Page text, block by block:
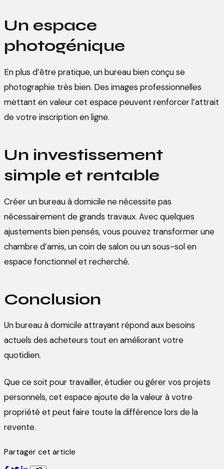
Un espace
photogénique
En plus d’être pratique, un bureau bien conçu se
photographie très bien. Des images professionnelles
mettant en valeur cet espace peuvent renforcer l’attrait
de votre inscription en ligne.
Un investissement
simple et rentable
Créer un bureau à domicile ne nécessite pas
nécessairement de grands travaux. Avec quelques
ajustements bien pensés, vous pouvez transformer une
chambre d’amis, un coin de salon ou un sous-sol en
espace fonctionnel et recherché.
Conclusion
Un bureau à domicile attrayant répond aux besoins
actuels des acheteurs tout en améliorant votre
quotidien.
Que ce soit pour travailler, étudier ou gérer vos projets
personnels, cet espace ajoute de la valeur à votre
propriété et peut faire toute la différence lors de la
revente.
Partager cet article